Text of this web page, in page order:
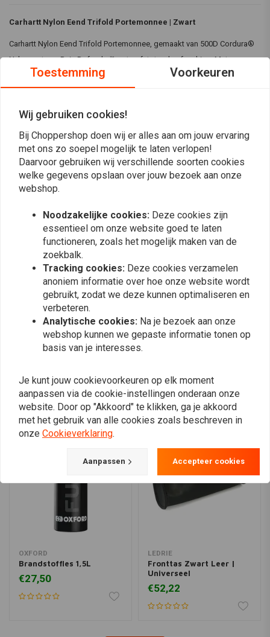
Carhartt Nylon Eend Trifold Portemonnee | Zwart
Carhartt Nylon Eend Trifold Portemonnee, gemaakt van 500D Cordura®
Nylon met een Rain Defender™ waterafstotende afwerking. Met een
dekenvoering, verborgen muntzakje met rits, biljetvak, mesh ID-venster
en het iconische Carhartt-label op de voorkant.
Specificaties:
100% Nylon Cordura®
500 Denier Cordura® Nylon voor duurzaamheid
Binnenvoering: Dekenvoering
Rain Defender™ - Duurzame waterafstotende afwerking
Billfold zakje voor opslag
Mesh ID venster voor gemakkelijke toegang
Carhartt label op de voorkant
Kleur:Zwart
Geschikt voorEén maat past de meeste
Lees meer
Reviews
(0 beoordelingen)
Plaats ook een review
Vergelijkbare producten
OXFORD
Brandstoffles 1,5L
€27,50
LEDRIE
Fronttas Zwart Leer |
Universeel
€52,22
Toestemming Voorkeuren
Wij gebruiken cookies!
Bij Choppershop doen wij er alles aan om jouw ervaring
met ons zo soepel mogelijk te laten verlopen!
Daarvoor gebruiken wij verschillende soorten cookies
welke gegevens opslaan over jouw bezoek aan onze
webshop.
Noodzakelijke cookies: Deze cookies zijn
essentieel om onze website goed te laten
functioneren, zoals het mogelijk maken van de
zoekbalk.
Tracking cookies: Deze cookies verzamelen
anoniem informatie over hoe onze website wordt
gebruikt, zodat we deze kunnen optimaliseren en
verbeteren.
Analytische cookies: Na je bezoek aan onze
webshop kunnen we gepaste informatie tonen op
basis van je interesses.
Je kunt jouw cookievoorkeuren op elk moment
aanpassen via de cookie-instellingen onderaan onze
website. Door op "Akkoord" te klikken, ga je akkoord
met het gebruik van alle cookies zoals beschreven in
onze Cookieverklaring.
Aanpassen Accepteer cookies